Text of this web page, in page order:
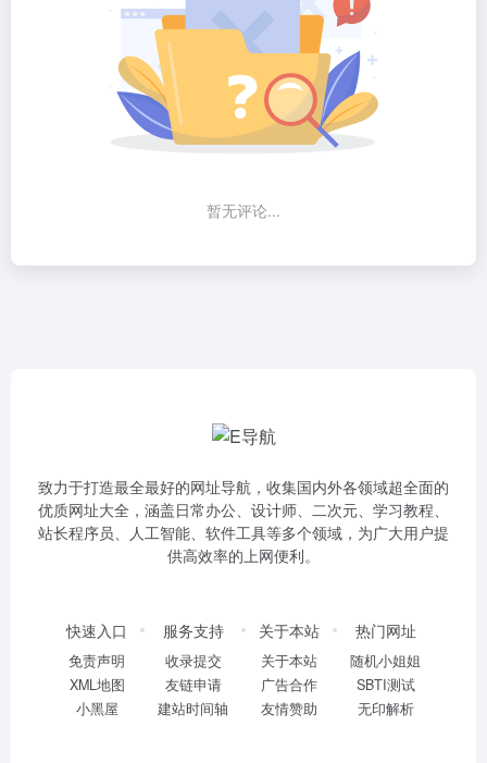
暂无评论...
致力于打造最全最好的网址导航，收集国内外各领域超全面的
优质网址大全，涵盖日常办公、设计师、二次元、学习教程、
站长程序员、人工智能、软件工具等多个领域，为广大用户提
供高效率的上网便利。
快速入口
免责声明
XML地图
小黑屋
服务支持
收录提交
友链申请
建站时间轴
关于本站
关于本站
广告合作
友情赞助
热门网址
随机小姐姐
SBTI测试
无印解析